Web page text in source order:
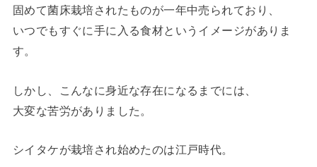
固めて菌床栽培されたものが一年中売られており、
いつでもすぐに手に入る食材というイメージがありま
す。
しかし、こんなに身近な存在になるまでには、
大変な苦労がありました。
シイタケが栽培され始めたのは江戸時代。